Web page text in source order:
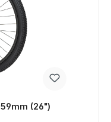
(26")